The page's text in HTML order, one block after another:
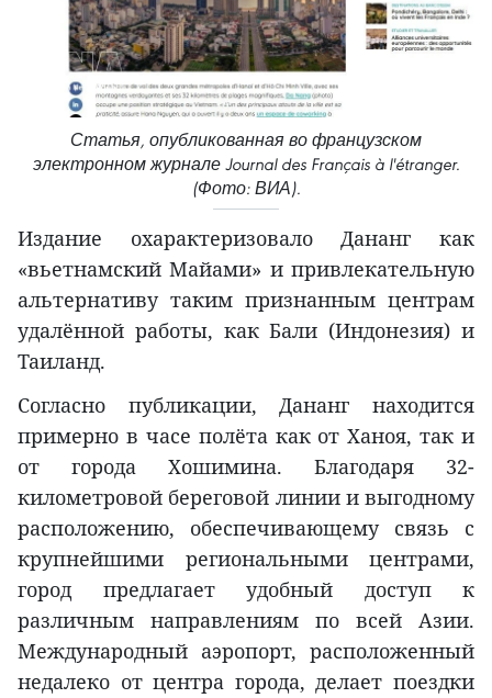
Статья, опубликованная во французском
электронном журнале Journal des Français à l'étranger.
(Фото: ВИА).
Издание охарактеризовало Дананг как
«вьетнамский Майами» и привлекательную
альтернативу таким признанным центрам
удалённой работы, как Бали (Индонезия) и
Таиланд.
Согласно публикации, Дананг находится
примерно в часе полёта как от Ханоя, так и
от города Хошимина. Благодаря 32-
километровой береговой линии и выгодному
расположению, обеспечивающему связь с
крупнейшими региональными центрами,
город предлагает удобный доступ к
различным направлениям по всей Азии.
Международный аэропорт, расположенный
недалеко от центра города, делает поездки